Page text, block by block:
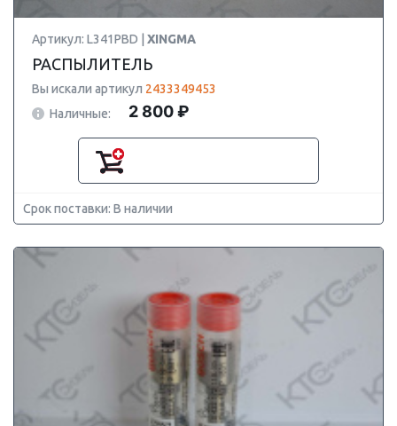
Артикул: L341PBD | XINGMA
РАСПЫЛИТЕЛЬ
Вы искали артикул 2433349453
Наличные:
2 800 ₽
Срок поставки: В наличии